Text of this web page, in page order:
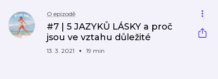
O epizodě
#7 | 5 JAZYKŮ LÁSKY a proč
jsou ve vztahu důležité
13. 3. 2021 19 min